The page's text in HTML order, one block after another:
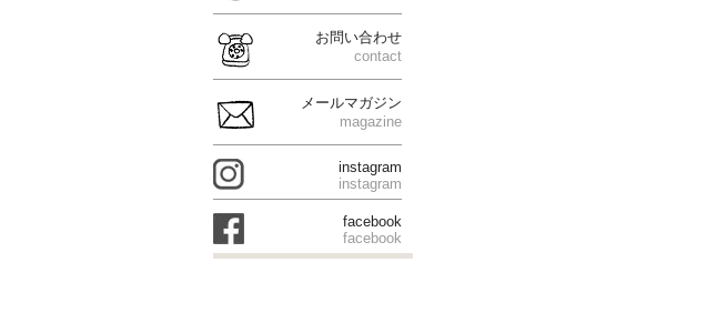
お問い合わせ
contact
メールマガジン
magazine
instagram
instagram
facebook
facebook